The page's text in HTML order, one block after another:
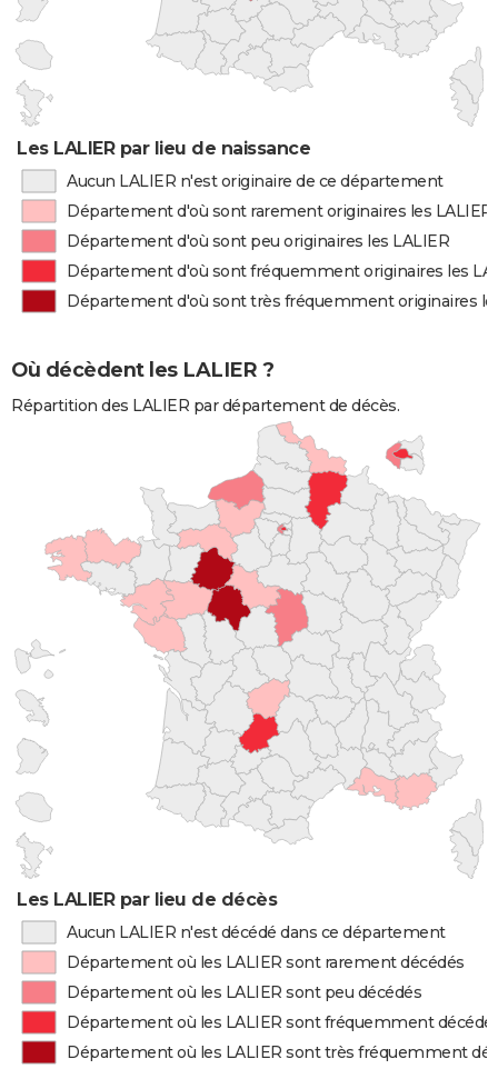
Les LALIER par lieu de naissance
Aucun LALIER n'est originaire de ce département
Département d'où sont rarement originaires les LALIER
Département d'où sont peu originaires les LALIER
Département d'où sont fréquemment originaires les
Département d'où sont très fréquemment originaires
Où décèdent les LALIER ?
Répartition des LALIER par département de décès.
Les LALIER par lieu de décès
Aucun LALIER n'est décédé dans ce département
Département où les LALIER sont rarement décédés
Département où les LALIER sont peu décédés
Département où les LALIER sont fréquemment
Département où les LALIER sont très fréquemment